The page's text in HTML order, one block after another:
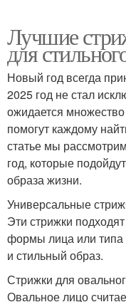
Лучшие
для
Новый год всегда
2025 год не стал
ожидается
помогут каждому
статье мы
год, которые
образа жизни.
Универсальные
Эти стрижки
формы лица или типа
и стильный образ.
Стрижки для
Овальное лицо